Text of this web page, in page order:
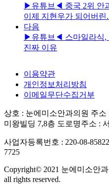
▶유튜브◀ 중국 2위 안
이제 지현우가 되어버린
다음
▶유튜브◀ 스마일라식,
진짜 이유
이용약관
개인정보처리방침
이메일무단수집거부
상호 : 눈에미소안과의원 주소
미왕빌딩 7,8층 도로명주소 :
사업자등록번호 : 220-08-
7725
Copyright© 2021 눈에미소안
all rights reserved.